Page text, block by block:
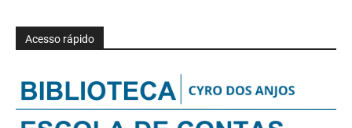
Acesso rápido